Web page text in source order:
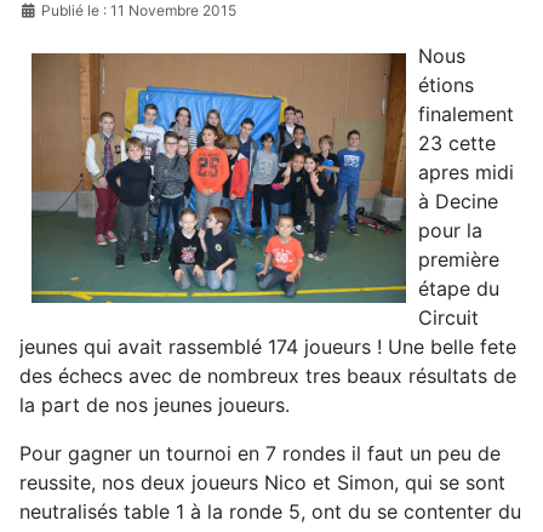
Publié le : 11 Novembre 2015
Nous
étions
finalement
23 cette
apres midi
à Decine
pour la
première
étape du
Circuit
jeunes qui avait rassemblé 174 joueurs ! Une belle fete
des échecs avec de nombreux tres beaux résultats de
la part de nos jeunes joueurs.
Pour gagner un tournoi en 7 rondes il faut un peu de
reussite, nos deux joueurs Nico et Simon, qui se sont
neutralisés table 1 à la ronde 5, ont du se contenter du